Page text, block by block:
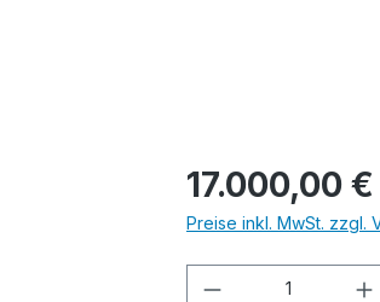
Regulärer Preis:
17.000,00 €
Preise inkl. MwSt. zzgl.
Produkt